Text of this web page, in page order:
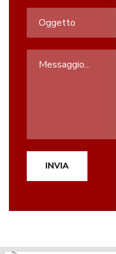
INVIA